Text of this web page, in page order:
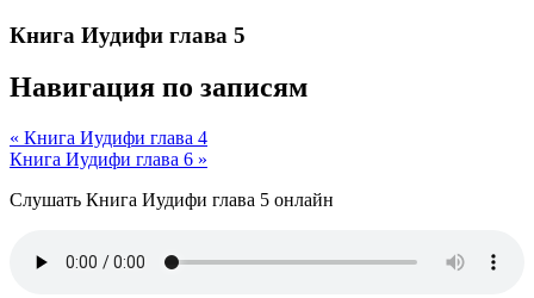
Книга Иудифи глава 5
Навигация по записям
« Книга Иудифи глава 4
Книга Иудифи глава 6 »
Слушать Книга Иудифи глава 5 онлайн